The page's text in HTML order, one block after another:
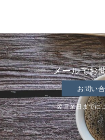
メールでお
お問い
翌営業日までに